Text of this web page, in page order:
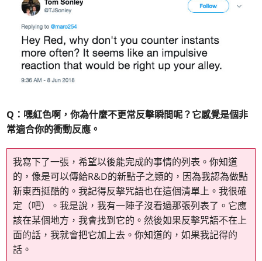
Q：嘿紅色啊，你為什麼不更常反擊瞬間呢？它感覺是個非
常適合你的衝動反應。
我寫下了一張，希望以後能完成的事情的列表。你知道
的，像是可以傳給R&D的新點子之類的，因為我認為做點
新東西挺酷的。我記得反擊咒語也在這個清單上。我很確
定（吧）。我是說，我有一陣子沒看過那張列表了。它應
該在某個地方，我會找到它的。然後如果反擊咒語不在上
面的話，我就會把它加上去。你知道的，如果我記得的
話。